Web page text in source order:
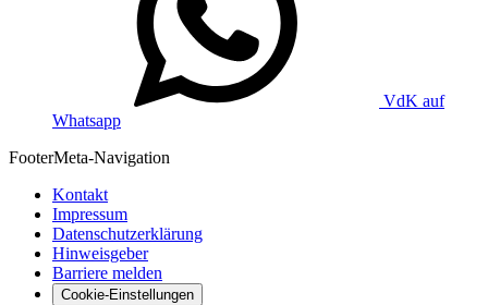
VdK auf
Whatsapp
FooterMeta-Navigation
Kontakt
Impressum
Datenschutzerklärung
Hinweisgeber
Barriere melden
Cookie-Einstellungen